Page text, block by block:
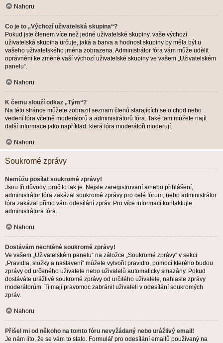
Nahoru
Co je to „Výchozí uživatelská skupina“?
Pokud jste členem více než jedné uživatelské skupiny, vaše výchozí
uživatelská skupina určuje, jaká a barva a hodnost skupiny by měla být u
vašeho uživatelského jména zobrazena. Administrátor fóra vám může udělit
oprávnění ke změně vaší výchozí uživatelské skupiny ve vašem „Uživatelském
panelu“.
Nahoru
K čemu slouží odkaz „Tým“?
Na této stránce můžete zobrazit seznam členů starajících se o chod nebo
vedení fóra včetně moderátorů a administrátorů fóra. Také tam můžete najít
další informace jako například, která fóra moderátoři moderují.
Nahoru
Soukromé zprávy
Nemůžu posílat soukromé zprávy!
Jsou tři důvody, proč to tak je. Nejste zaregistrovaní a/nebo přihlášení,
administrátor fóra zakázal soukromé zprávy pro celé fórum, nebo administrátor
fóra zakázal přímo vám odesílání zpráv. Pro více informací kontaktujte
administrátora fóra.
Nahoru
Dostávám nechtěné soukromé zprávy!
Ve vašem „Uživatelském panelu“ na záložce „Soukromé zprávy“ v sekci
„Pravidla, složky a nastavení“ můžete vytvořit pravidlo, pomocí kterého budou
zprávy od určeného uživatele nebo uživatelů automaticky smazány. Pokud
dostáváte urážlivé soukromé zprávy od určitého uživatele, nahlaste zprávy
moderátorům. Ti mají pravomoc zabránit uživateli v odesílání soukromých
zpráv.
Nahoru
Přišel mi od někoho na tomto fóru nevyžádaný nebo urážlivý email!
Je nám líto, že se vám to stalo. Formulář pro odesílání emailů používaný na